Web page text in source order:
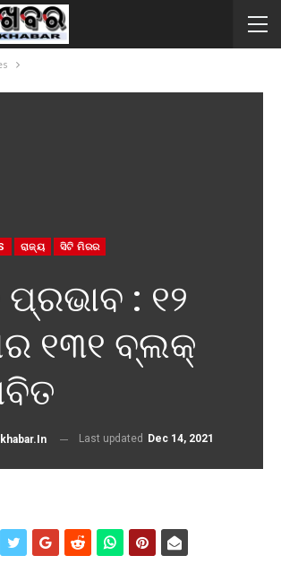
ରାଜ୍ୟ ସିଟି ମିରର
ପ୍ରଭାବ : ୧୨
୧୩୧ ବ୍ଲକ୍
Last updated Dec 14, 2021